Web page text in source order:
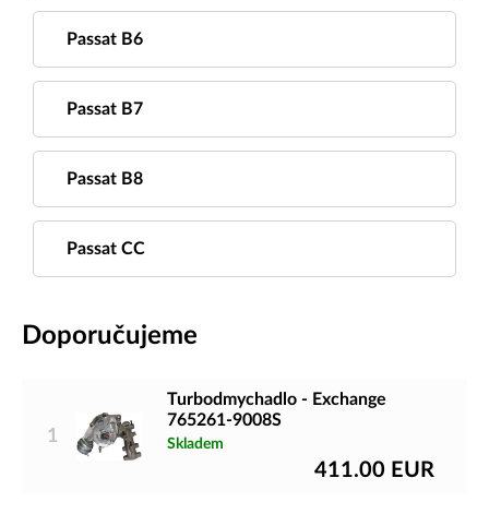
Passat B6
Passat B7
Passat B8
Passat CC
Doporučujeme
1
Turbodmychadlo - Exchange
765261-9008S
Skladem
411.00 EUR